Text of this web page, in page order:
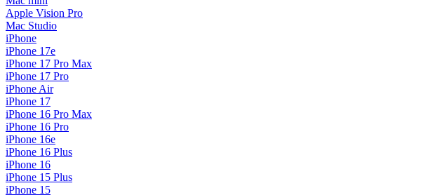
Apple Vision Pro
Mac Studio
iPhone
iPhone 17e
iPhone 17 Pro Max
iPhone 17 Pro
iPhone Air
iPhone 17
iPhone 16 Pro Max
iPhone 16 Pro
iPhone 16e
iPhone 16 Plus
iPhone 16
iPhone 15 Plus
iPhone 15